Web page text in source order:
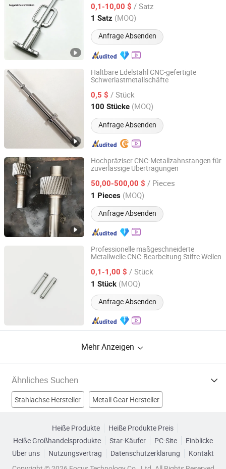
0,1-10,00 $ / Satz
1 Satz (MOQ)
Anfrage Absenden
Guangdong, China Seit 2026
Haltbare Edelstahl CNC-gefertigte
Schwerlastmetallschäfte
0,5 $ / Stück
100 Stücke (MOQ)
Anfrage Absenden
Goldenmay Metal Products Ltd.
Guangdong, China Seit 2024
Hochpräziser CNC-Metallzahnstangen für
zuverlässige Übertragungen
50,00-500,00 $ / Pieces
1 Pieces (MOQ)
Anfrage Absenden
Hebei Lite Engineering Machinery Co., Ltd.
Hebei, China Seit 2024
Professionelle maßgeschneiderte
Metallwelle CNC-Bearbeitung Stifte Wellen
0,1-1,00 $ / Stück
1 Stück (MOQ)
Anfrage Absenden
Suzhou Dongwu Needle Bearing Co., Ltd.
Jiangsu, China Seit 2007
Mehr Anzeigen
Ähnliches Suchen
Stahlachse Hersteller Metall Gear Hersteller
Lenksäule Fabriken Achswelle Fabriken
Heiße Produkte
Heiße Produkte Preis
Heiße Großhandelsprodukte
Star-Käufer PC-Site
Einblicke
Über uns
Nutzungsvertrag Datenschutzerklärung
Kontakt